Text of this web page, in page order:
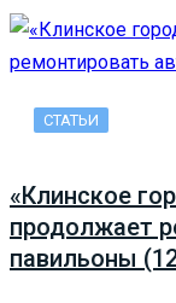
СТАТЬИ
«Клинское
продолжает
павильоны